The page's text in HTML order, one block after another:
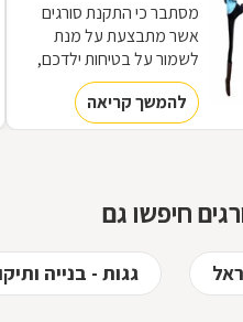
מסתבר כי התקנת סורגים
אשר מתבצעת על מנת
לשמור על בטיחות ילדכם,
יכולה להיות שונה מהסורגים
שתבחרו להתקין כדי למנוע
מפורצים להיכנס לביתכם.
סורגים מגולוונים? כיצד ניתן
הסורגים? כל הטיפים
להמשך קריאה
חיפשו גם
גגות - בנייה